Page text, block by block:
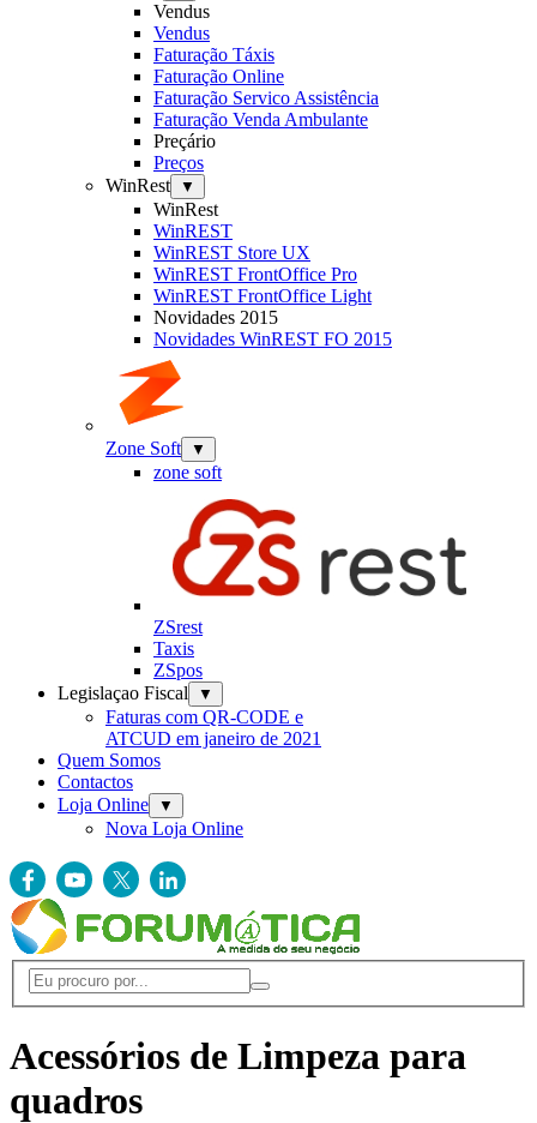
Vendus
Vendus
Faturação Táxis
Faturação Online
Faturação Servico Assistência
Faturação Venda Ambulante
Preçário
Preços
WinRest
▼
WinRest
WinREST
WinREST Store UX
WinREST FrontOffice Pro
WinREST FrontOffice Light
Novidades 2015
Novidades WinREST FO 2015
Zone Soft ▼
zone soft
ZSrest
Taxis
ZSpos
Legislaçao Fiscal
▼
Faturas com QR-CODE e
ATCUD em janeiro de 2021
Quem Somos
Contactos
Loja Online
▼
Nova Loja Online
Acessórios de Limpeza para
quadros